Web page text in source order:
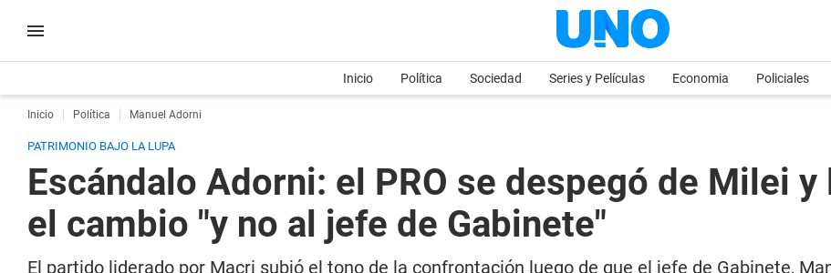
Inicio Política Sociedad Series y Películas Economia Policiales
Inicio Política Manuel Adorni
PATRIMONIO BAJO LA LUPA
Escándalo Adorni: el PRO se despegó de Milei
el cambio "y no al jefe de Gabinete"
El partido liderado por Macri subió el tono de la confrontación luego de que el jefe de Gabinete,